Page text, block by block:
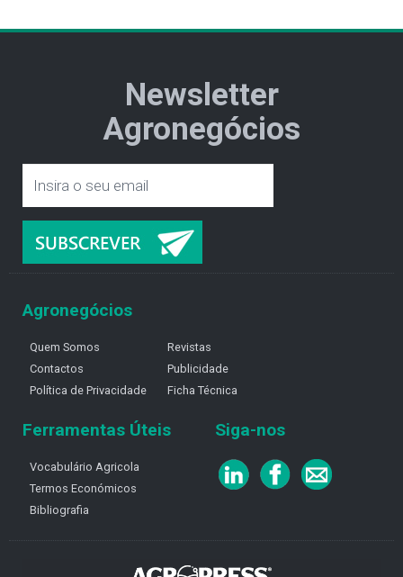
Newsletter
Agronegócios
Agronegócios
Quem Somos
Contactos
Política de Privacidade
Revistas
Publicidade
Ficha Técnica
Ferramentas Úteis
Vocabulário Agricola
Termos Económicos
Bibliografia
Siga-nos